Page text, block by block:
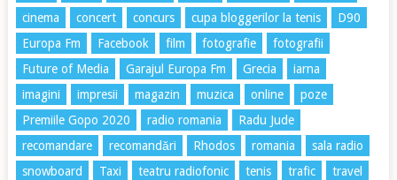
cinema
concert concurs cupa bloggerilor la tenis
D90
Europa Fm
Facebook film fotografie
fotografii
Future of Media
Garajul Europa Fm Grecia
iarna
imagini
impresii magazin muzica online
poze
Premiile Gopo 2020
radio romania
Radu Jude
recomandare
recomandări Rhodos romania
sala radio
snowboard
Taxi teatru radiofonic tenis trafic travel